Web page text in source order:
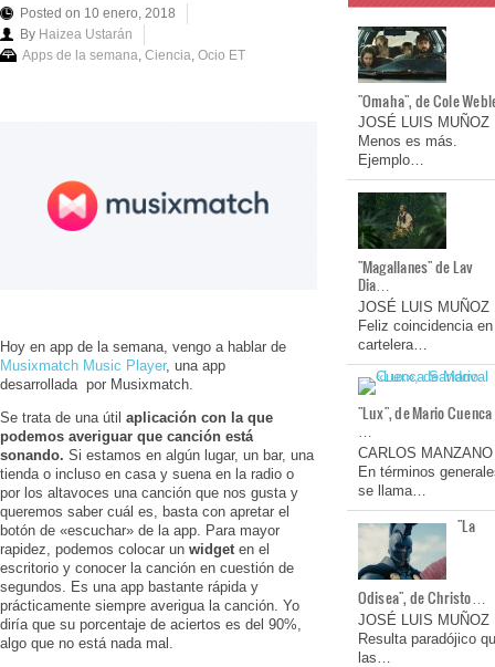
Posted on 10 enero, 2018
By Haizea Ustarán
Apps de la semana Ciencia Ocio ET
Hoy en app de la semana, vengo a hablar de
Musixmatch Music Player, una app
desarrollada por Musixmatch.
Se trata de una útil aplicación con la que
podemos averiguar que canción está
sonando. Si estamos en algún lugar, un bar, una
tienda o incluso en casa y suena en la radio o
por los altavoces una canción que nos gusta y
queremos saber cuál es, basta con apretar el
botón de «escuchar» de la app. Para mayor
rapidez, podemos colocar un widgeten el
escritorio y conocer la canción en cuestión de
segundos. Es una app bastante rápida y
prácticamente siempre averigua la canción. Yo
diría que su porcentaje de aciertos es del 90%,
algo que no está nada mal.
"Omaha", de Cole
JOSÉ LUIS MUÑOZ
Menos es más.
Ejemplo…
"Magallanes" de Lav
Dia…
JOSÉ LUIS MUÑOZ
Feliz coincidencia en
cartelera…
"Lux", de Mario Cuenca
…
CARLOS MANZANO
En términos
se llama…
"La
Odisea", de Christo…
JOSÉ LUIS MUÑOZ
Resulta paradójico
las…